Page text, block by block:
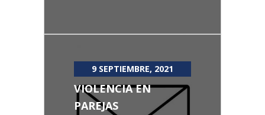
9 SEPTIEMBRE, 2021
VIOLENCIA EN
PAREJAS